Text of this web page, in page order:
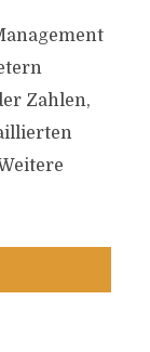
Zahlen,